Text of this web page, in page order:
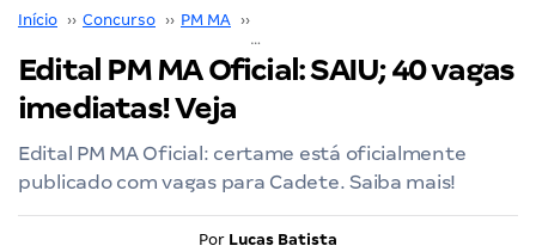
Início ›› Concurso ›› PM MA ››
Edital PM MA Oficial: SAIU; 40 vagas
imediatas! Veja
Edital PM MA Oficial: certame está oficialmente
publicado com vagas para Cadete. Saiba mais!
Por Lucas Batista